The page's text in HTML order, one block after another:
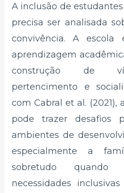
A inclusão de
precisa ser analisada
convivência. A
aprendizagem
construção de
pertencimento e
com Cabral et al. (2021),
pode trazer desafios
ambientes de
especialmente a
sobretudo
necessidades